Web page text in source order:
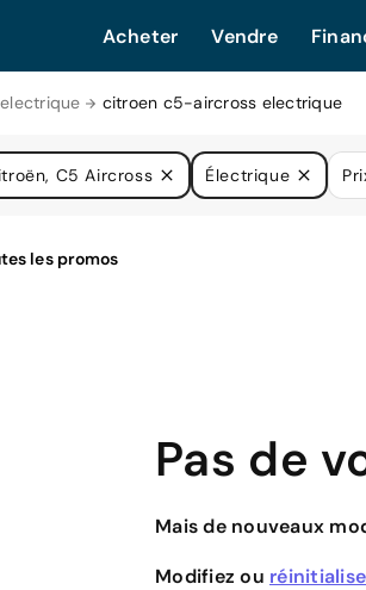
Acheter Vendre
citroen c5-aircross electrique
C5 Aircross Électrique
Pas de
Mais de nouveaux
Modifiez ou